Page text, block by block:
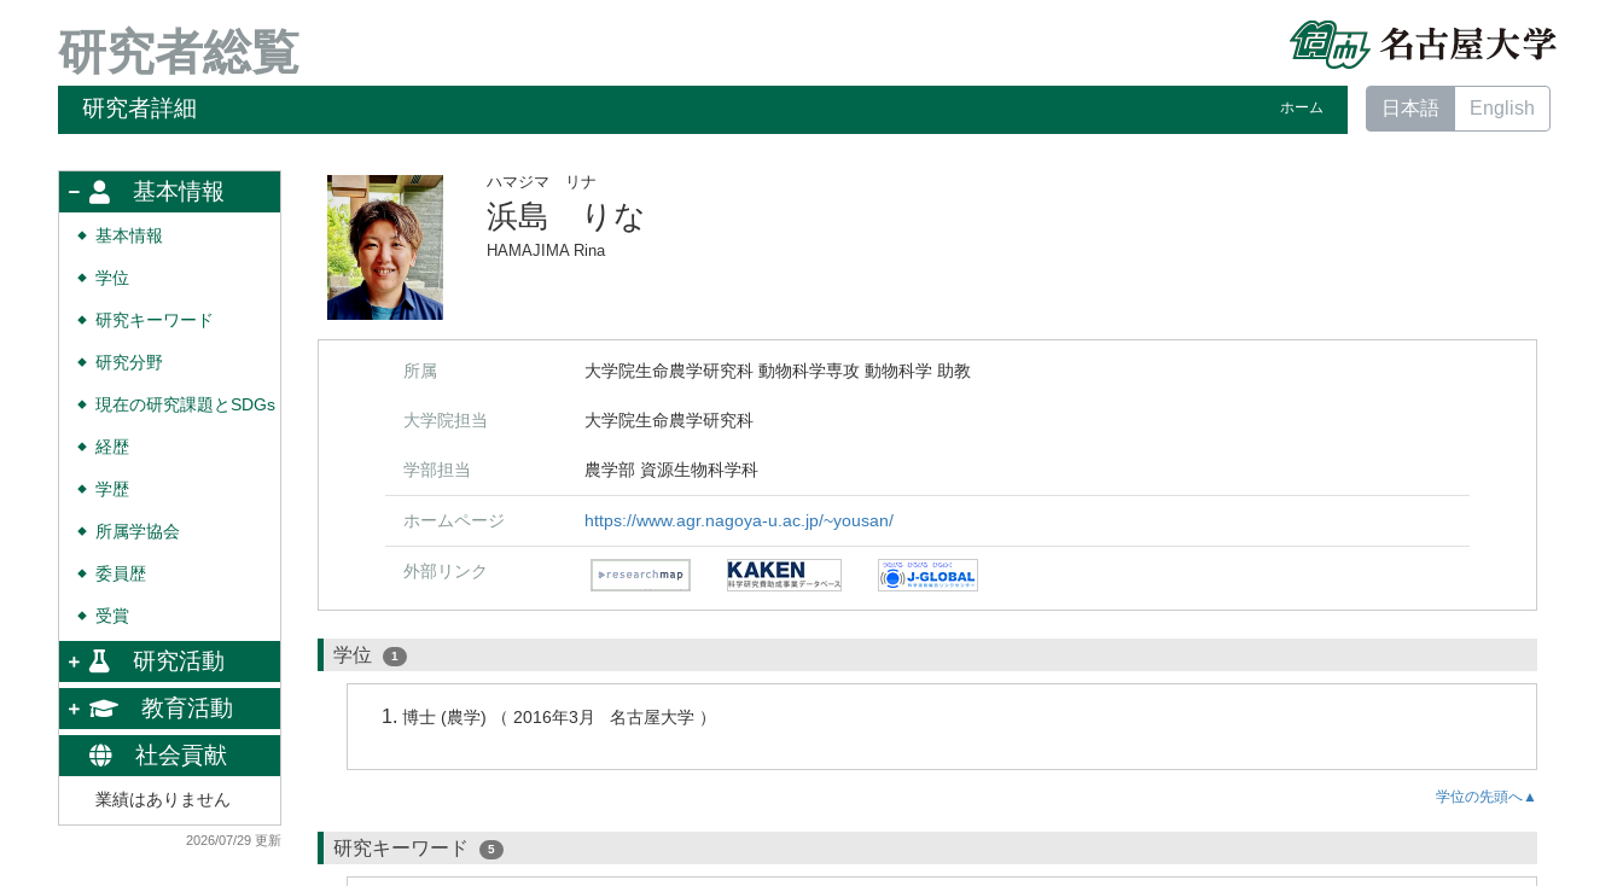
研究者総覧
研究者詳細 ホーム 日本語 English
基本情報
◆ 基本情報
◆ 学位
◆ 研究キーワード
◆ 研究分野
◆ 現在の研究課題とSDGs
◆ 経歴
◆ 学歴
◆ 所属学協会
◆ 委員歴
◆ 受賞
研究活動
教育活動
社会貢献
業績はありません
2026/07/29 更新
ハマジマ リナ
浜島 りな
HAMAJIMA Rina
所属 大学院生命農学研究科 動物科学専攻 動物科学 助教
大学院担当 大学院生命農学研究科
学部担当 農学部 資源生物科学科
ホームページ https://www.agr.nagoya-u.ac.jp/~yousan/
外部リンク
学位 1
博士 (農学) （ 2016年3月 名古屋大学 ）
学位の先頭へ▲
研究キーワード 5